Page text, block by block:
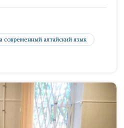
современный алтайский язык